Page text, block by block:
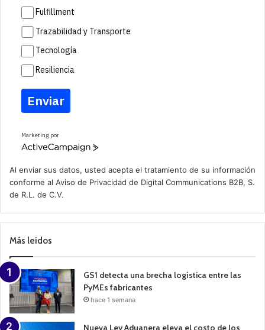
Fulfillment
Trazabilidad y Transporte
Tecnología
Resiliencia
Enviar
Marketing por
A
v
e
a
m
a
n
Al enviar sus datos, usted acepta el tratamiento de su información
conforme al Aviso de Privacidad de Digital Communications B2B, S.
de R.L. de C.V.
Más leidos
GS1 detecta una brecha logística entre las
PyMEs fabricantes
hace 1 semana
Nueva Ley Aduanera eleva el costo de los